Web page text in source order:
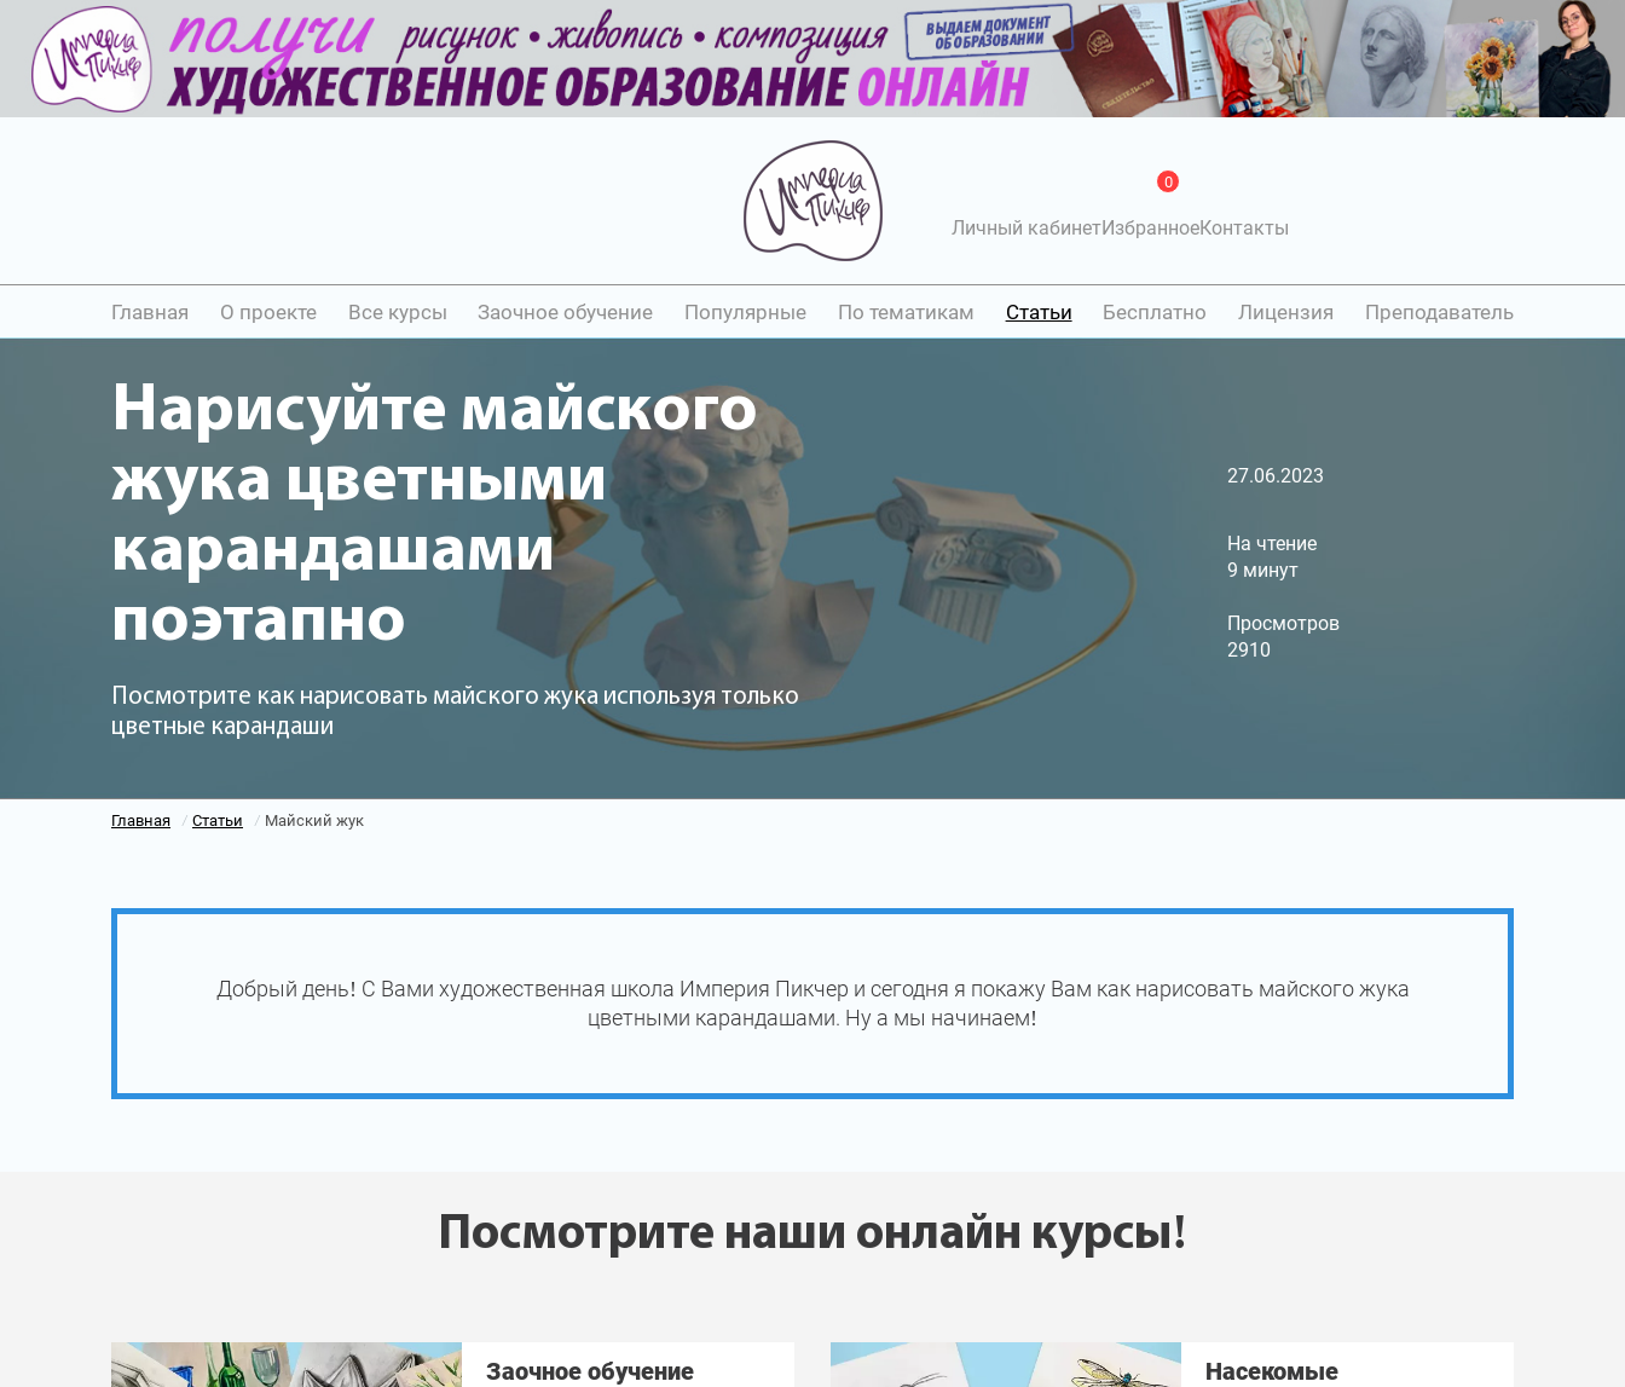
Личный кабинетИзбранное
0
Контакты
Главная О проекте Все курсы Заочное обучение Популярные По тематикам Статьи Бесплатно Лицензия Преподаватель
Нарисуйте майского
жука цветными
карандашами
поэтапно
Посмотрите как нарисовать майского жука используя только
цветные карандаши
27.06.2023
На чтение
9 минут
Просмотров
2910
Главная / Статьи / Майский жук
Добрый день! С Вами художественная школа Империя Пикчер и сегодня я покажу Вам как нарисовать майского жука
цветными карандашами. Ну а мы начинаем!
Посмотрите наши онлайн курсы!
Заочное обучение Насекомые